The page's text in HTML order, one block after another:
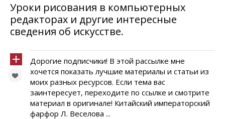
Уроки рисования в компьютерных
редакторах и другие интересные
сведения об искусстве.
Дорогие подписчики! В этой рассылке мне
хочется показать лучшие материалы и статьи из
моих разных ресурсов. Если тема вас
заинтересует, переходите по ссылке и смотрите
материал в оригинале! Китайский императорский
фарфор Л. Веселова ...